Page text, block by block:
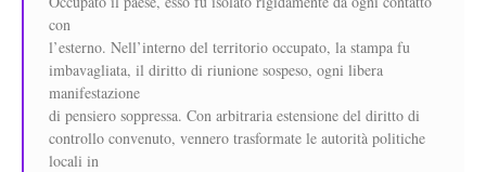
con
l’esterno. Nell’interno del territorio occupato, la stampa fu
imbavagliata, il diritto di riunione sospeso, ogni libera
manifestazione
di pensiero soppressa. Con arbitraria estensione del diritto di
controllo convenuto, vennero trasformate le autorità politiche
locali in